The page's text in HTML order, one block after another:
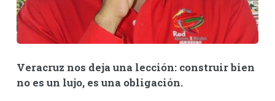
Veracruz nos deja una lección: construir bien
no es un lujo, es una obligación.